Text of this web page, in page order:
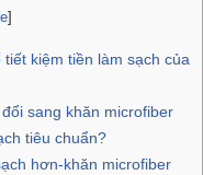
]
kiệm tiền làm sạch của
sang khăn microfiber
tiêu chuẩn?
hơn-khăn microfiber